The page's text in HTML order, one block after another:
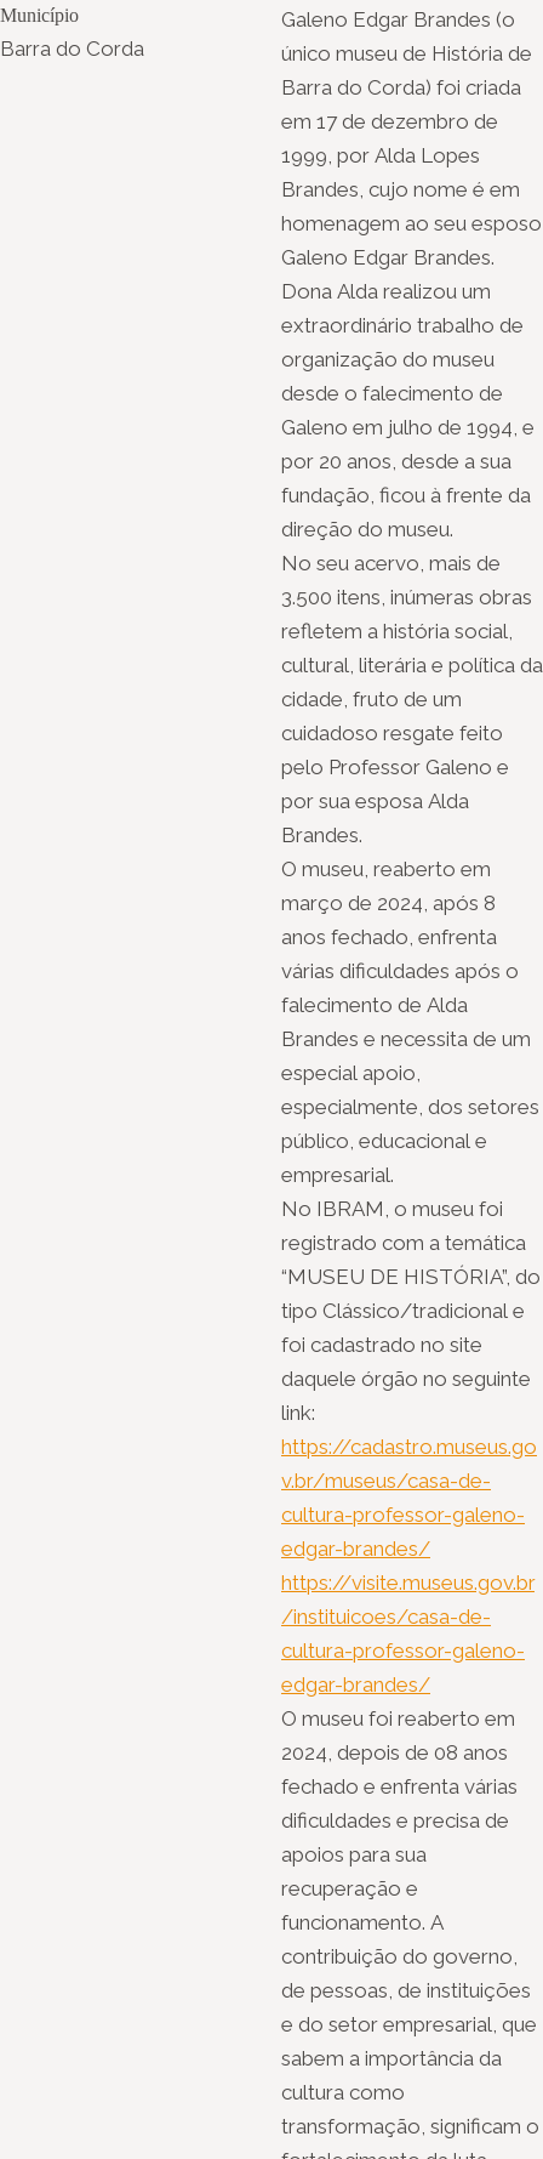
Município
Barra do Corda
Galeno Edgar Brandes (o
único museu de História de
Barra do Corda) foi criada
em 17 de dezembro de
1999, por Alda Lopes
Brandes, cujo nome é em
homenagem ao seu esposo
Galeno Edgar Brandes.
Dona Alda realizou um
extraordinário trabalho de
organização do museu
desde o falecimento de
Galeno em julho de 1994, e
por 20 anos, desde a sua
fundação, ficou à frente da
direção do museu.
No seu acervo, mais de
3.500 itens, inúmeras obras
refletem a história social,
cultural, literária e política da
cidade, fruto de um
cuidadoso resgate feito
pelo Professor Galeno e
por sua esposa Alda
Brandes.
O museu, reaberto em
março de 2024, após 8
anos fechado, enfrenta
várias dificuldades após o
falecimento de Alda
Brandes e necessita de um
especial apoio,
especialmente, dos setores
público, educacional e
empresarial.
No IBRAM, o museu foi
registrado com a temática
“MUSEU DE HISTÓRIA”, do
tipo Clássico/tradicional e
foi cadastrado no site
daquele órgão no seguinte
link:
https://cadastro.museus.go
v.br/museus/casa-de-
cultura-professor-galeno-
edgar-brandes/
https://visite.museus.gov.br
/instituicoes/casa-de-
cultura-professor-galeno-
edgar-brandes/
O museu foi reaberto em
2024, depois de 08 anos
fechado e enfrenta várias
dificuldades e precisa de
apoios para sua
recuperação e
funcionamento. A
contribuição do governo,
de pessoas, de instituições
e do setor empresarial, que
sabem a importância da
cultura como
transformação, significam o